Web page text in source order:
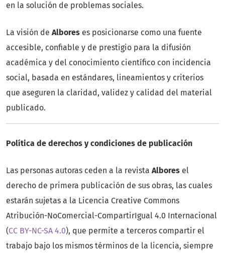
en la solución de problemas sociales.
La visión de Albores es posicionarse como una fuente
accesible, confiable y de prestigio para la difusión
académica y del conocimiento científico con incidencia
social, basada en estándares, lineamientos y criterios
que aseguren la claridad, validez y calidad del material
publicado.
Política de derechos y condiciones de publicación
Las personas autoras ceden a la revista Albores el
derecho de primera publicación de sus obras, las cuales
estarán sujetas a la Licencia Creative Commons
Atribución-NoComercial-CompartirIgual 4.0 Internacional
(CC BY-NC-SA 4.0), que permite a terceros compartir el
trabajo bajo los mismos términos de la licencia, siempre